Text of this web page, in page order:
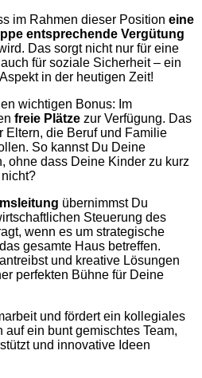
im Rahmen dieser Position eine
entsprechende Vergütung
Das sorgt nicht nur für eine
für soziale Sicherheit – ein
in der heutigen Zeit!
wichtigen Bonus: Im
freie Plätze zur Verfügung. Das
Eltern, die Beruf und Familie
So kannst Du Deine
ohne dass Deine Kinder zu kurz
übernimmst Du
Steuerung des
wenn es um strategische
gesamte Haus betreffen.
und kreative Lösungen
perfekten Bühne für Deine
und fördert ein kollegiales
ein bunt gemischtes Team,
und innovative Ideen